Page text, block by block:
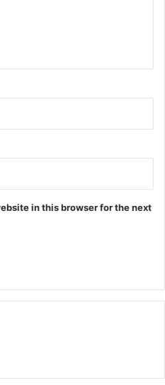
in this browser for the next